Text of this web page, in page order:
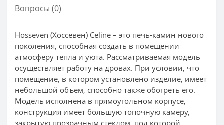
Вопросы (0)
Hosseven (Хоссевен) Celine – это печь-камин нового
поколения, способная создать в помещении
атмосферу тепла и уюта. Рассматриваемая модель
осуществляет работу на дровах. При условии, что
помещение, в котором установлено изделие, имеет
небольшой объем, способно также обогреть его.
Модель исполнена в прямоугольном корпусе,
конструкция имеет большую топочную камеру,
закрытую прозрачным стеклом, под которой